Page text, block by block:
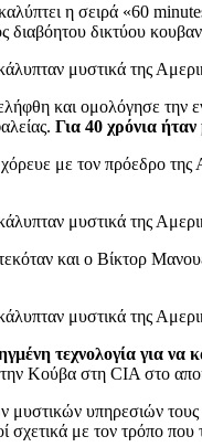
η σειρά «60
δικτύου
και ομολόγησε
Για 40 χρόνια
με τον πρόεδρο της
και ο Βίκτορ
τεχνολογία για να
την Κούβα στη CIA στο
μυστικών υπηρεσιών
σχετικά με τον τρόπο που